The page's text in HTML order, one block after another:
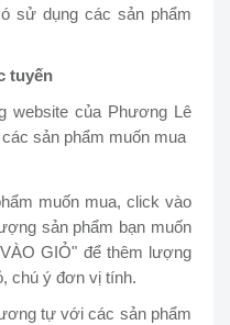
sử dụng các sản phẩm
tuyến
website của Phương Lê
sản phẩm muốn mua
muốn mua, click vào
sản phẩm bạn muốn
GIỎ" để thêm lượng
chú ý đơn vị tính.
tự với các sản phẩm